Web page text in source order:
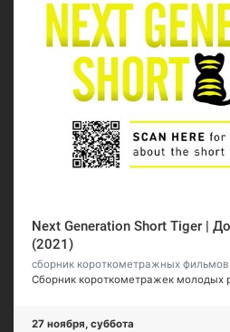
Next Generation Short Tiger |
(2021)
сборник короткометражных фильмов
Сборник короткометражек молодых
27 ноября, суббота